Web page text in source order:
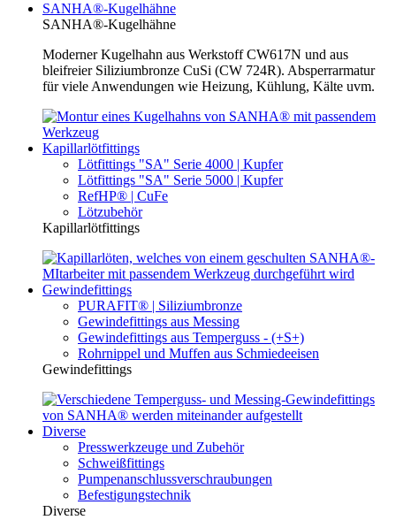
SANHA®-Kugelhähne
SANHA®-Kugelhähne
Moderner Kugelhahn aus Werkstoff CW617N und aus
bleifreier Siliziumbronze CuSi (CW 724R). Absperrarmatur
für viele Anwendungen wie Heizung, Kühlung, Kälte uvm.
Kapillarlötfittings
Lötfittings "SA" Serie 4000 | Kupfer
Lötfittings "SA" Serie 5000 | Kupfer
RefHP® | CuFe
Lötzubehör
Kapillarlötfittings
Gewindefittings
PURAFIT® | Siliziumbronze
Gewindefittings aus Messing
Gewindefittings aus Temperguss - (+S+)
Rohrnippel und Muffen aus Schmiedeeisen
Gewindefittings
Diverse
Presswerkzeuge und Zubehör
Schweißfittings
Pumpenanschlussverschraubungen
Befestigungstechnik
Diverse